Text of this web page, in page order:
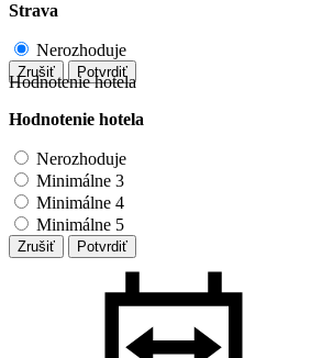
Strava
Nerozhoduje
Zrušiť Potvrdiť
Hodnotenie hotela
Hodnotenie hotela
Nerozhoduje
Minimálne 3
Minimálne 4
Minimálne 5
Zrušiť Potvrdiť